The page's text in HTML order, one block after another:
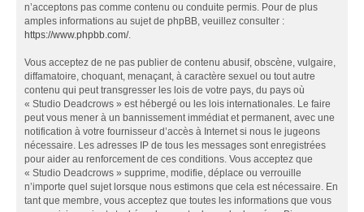
n’acceptons pas comme contenu ou conduite permis. Pour de plus
amples informations au sujet de phpBB, veuillez consulter :
https://www.phpbb.com/.
Vous acceptez de ne pas publier de contenu abusif, obscène, vulgaire,
diffamatoire, choquant, menaçant, à caractère sexuel ou tout autre
contenu qui peut transgresser les lois de votre pays, du pays où
« Studio Deadcrows » est hébergé ou les lois internationales. Le faire
peut vous mener à un bannissement immédiat et permanent, avec une
notification à votre fournisseur d’accès à Internet si nous le jugeons
nécessaire. Les adresses IP de tous les messages sont enregistrées
pour aider au renforcement de ces conditions. Vous acceptez que
« Studio Deadcrows » supprime, modifie, déplace ou verrouille
n’importe quel sujet lorsque nous estimons que cela est nécessaire. En
tant que membre, vous acceptez que toutes les informations que vous